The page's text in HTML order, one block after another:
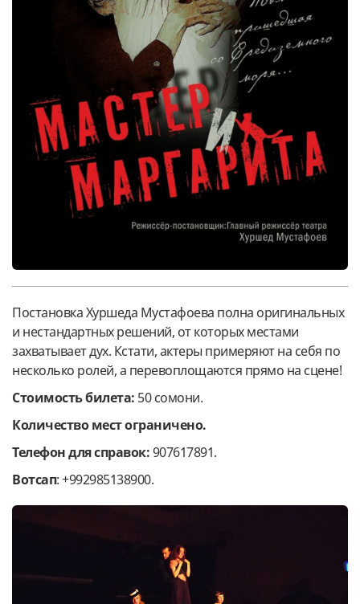
Постановка Хуршеда Мустафоева полна оригинальных
и нестандартных решений, от которых местами
захватывает дух. Кстати, актеры примеряют на себя по
несколько ролей, а перевоплощаются прямо на сцене!
Стоимость билета: 50 сомони.
Количество мест ограничено.
Телефон для справок:907617891.
Вотсап: +992985138900.